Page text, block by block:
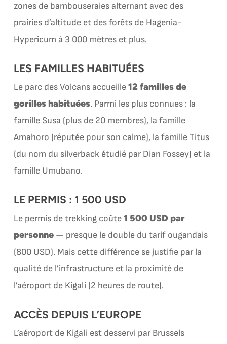
zones de bambouseraies alternant avec des
prairies d’altitude et des forêts de Hagenia-
Hypericum à 3 000 mètres et plus.
LES FAMILLES HABITUÉES
Le parc des Volcans accueille12 familles de
gorilles habituées. Parmi les plus connues : la
famille Susa (plus de 20 membres), la famille
Amahoro (réputée pour son calme), la famille Titus
(du nom du silverback étudié par Dian Fossey) et la
famille Umubano.
LE PERMIS : 1 500 USD
Le permis de trekking coûte1 500 USD par
personne— presque le double du tarif ougandais
(800 USD). Mais cette différence se justifie par la
qualité de l’infrastructure et la proximité de
l’aéroport de Kigali (2 heures de route).
ACCÈS DEPUIS L’EUROPE
L’aéroport de Kigali est desservi par Brussels